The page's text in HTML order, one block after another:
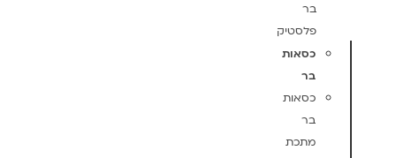
בר
פלסטיק
כסאות
בר
כסאות
בר
מתכת